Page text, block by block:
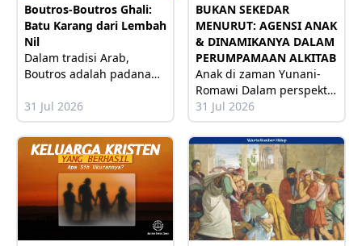
Boutros-Boutros Ghali:
Batu Karang dari Lembah
Nil
Dalam tradisi Arab,
Boutros adalah padanan
berarti
31 Jul 2026
BUKAN SEKEDAR
MENURUT: AGENSI ANAK
& DINAMIKANYA DALAM
PERUMPAMAAN ALKITAB
Anak di zaman Yunani-
Romawi Dalam perspektif
Yunani-Romawi kuno,
anak kerap kali tidak
dianggap sebagai sosok
“manusia utuh”. Hal
tersebut terjadi
31 Jul 2026